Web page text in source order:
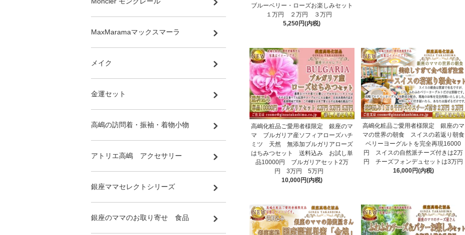
ブルーベリー・ローズお楽しみセット
１万円 ２万円 ３万円
5,250円(内税)
高嶋化粧品ご愛用者様限定 銀座のマ
マ ブルガリア産ソフィアローズハチ
ミツ 天然 無添加ブルガリアローズ
はちみつセット 送料込み お試し単
品10000円 ブルガリアセット2万
円 3万円 5万円
10,000円(内税)
高嶋化粧品ご愛用者様限定 銀座のマ
マの世界の朝食 スイスの若返り朝食
ベリーヨーグルトを完全再現16000
円 スイスの自然派チーズ付きは2万
円 チーズフォンデュセットは3万円
16,000円(内税)
MaxMaramaマックスマーラ
メイク
金運セット
高嶋の訪問着・振袖・着物小物
アトリエ高嶋 アクセサリー
銀座ママセレクトシリーズ
銀座のママのお取り寄せ 食品